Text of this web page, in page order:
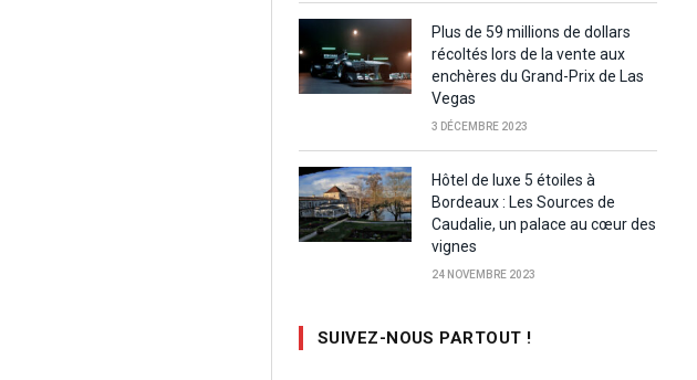
Plus de 59 millions de dollars
récoltés lors de la vente aux
enchères du Grand-Prix de Las
Vegas
3 DÉCEMBRE 2023
Hôtel de luxe 5 étoiles à
Bordeaux : Les Sources de
Caudalie, un palace au cœur des
vignes
24 NOVEMBRE 2023
SUIVEZ-NOUS PARTOUT !